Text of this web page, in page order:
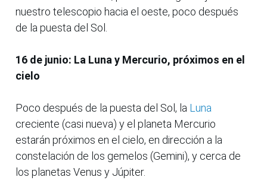
nuestro telescopio hacia el oeste, poco después
de la puesta del Sol.
16 de junio: La Luna y Mercurio, próximos en el
cielo
Poco después de la puesta del Sol, la Luna
creciente (casi nueva) y el planeta Mercurio
estarán próximos en el cielo, en dirección a la
constelación de los gemelos (Gemini), y cerca de
los planetas Venus y Júpiter.